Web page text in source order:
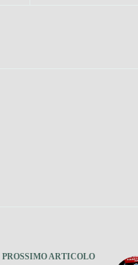
PROSSIMOARTICOLO